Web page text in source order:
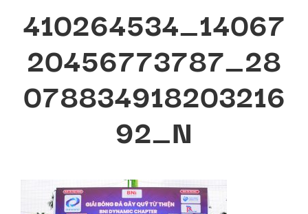
410264534_14067
20456773787_28
078834918203216
92_N